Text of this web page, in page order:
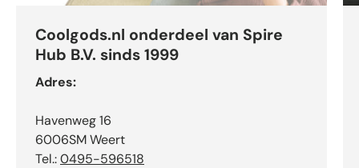
Coolgods.nl onderdeel van Spire
Hub B.V. sinds 1999
Adres:
Havenweg 16
6006SM Weert
Tel.:0495-596518